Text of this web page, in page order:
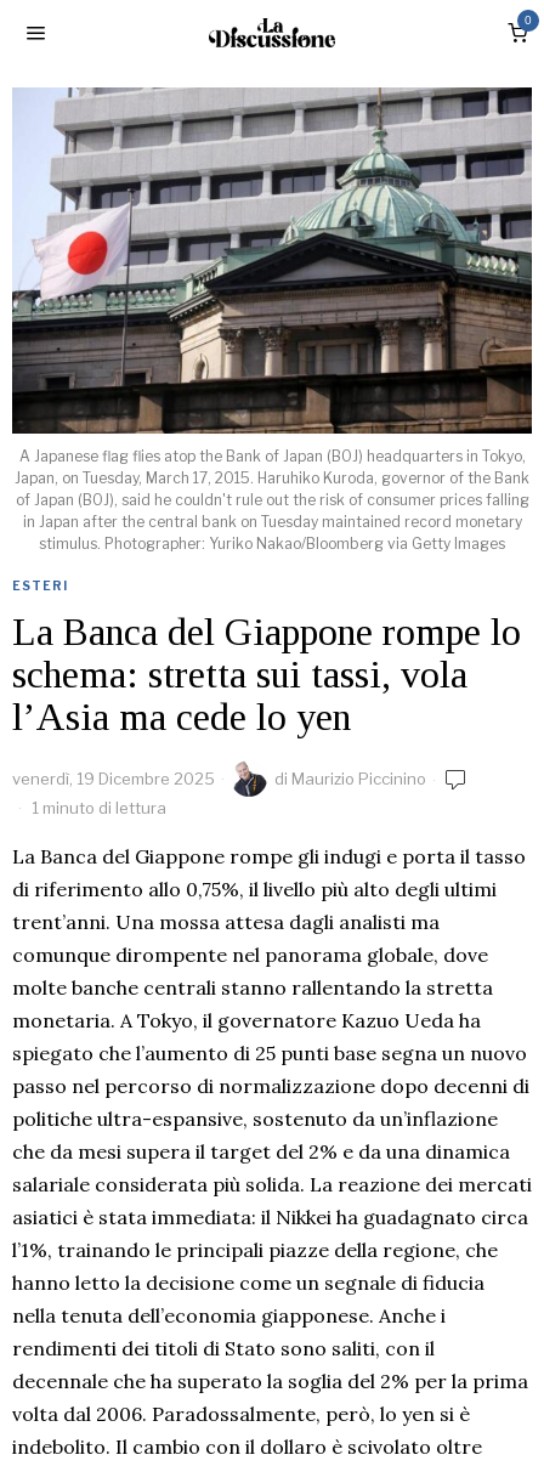
0
A Japanese flag flies atop the Bank of Japan (BOJ) headquarters in Tokyo,
Japan, on Tuesday, March 17, 2015. Haruhiko Kuroda, governor of the Bank
of Japan (BOJ), said he couldn't rule out the risk of consumer prices falling
in Japan after the central bank on Tuesday maintained record monetary
stimulus. Photographer: Yuriko Nakao/Bloomberg via Getty Images
ESTERI
La Banca del Giappone rompe lo
schema: stretta sui tassi, vola
l’Asia ma cede lo yen
venerdì, 19 Dicembre 2025 di Maurizio Piccinino
1 minuto di lettura
La Banca del Giappone rompe gli indugi e porta il tasso
di riferimento allo 0,75%, il livello più alto degli ultimi
trent’anni. Una mossa attesa dagli analisti ma
comunque dirompente nel panorama globale, dove
molte banche centrali stanno rallentando la stretta
monetaria. A Tokyo, il governatore Kazuo Ueda ha
spiegato che l’aumento di 25 punti base segna un nuovo
passo nel percorso di normalizzazione dopo decenni di
politiche ultra-espansive, sostenuto da un’inflazione
che da mesi supera il target del 2% e da una dinamica
salariale considerata più solida. La reazione dei mercati
asiatici è stata immediata: il Nikkei ha guadagnato circa
l’1%, trainando le principali piazze della regione, che
hanno letto la decisione come un segnale di fiducia
nella tenuta dell’economia giapponese. Anche i
rendimenti dei titoli di Stato sono saliti, con il
decennale che ha superato la soglia del 2% per la prima
volta dal 2006. Paradossalmente, però, lo yen si è
indebolito. Il cambio con il dollaro è scivolato oltre